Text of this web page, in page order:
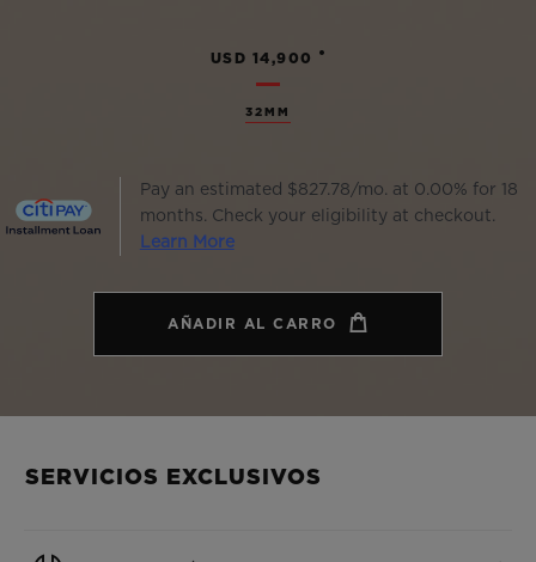
32MM
USD 14,900 •
Pay an estimated $827.78/mo. at 0.00% for 18
months. Check your eligibility at checkout.
Learn More
AÑADIR AL CARRO
SERVICIOS EXCLUSIVOS